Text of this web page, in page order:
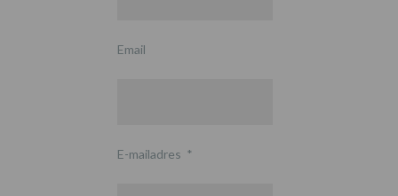
Email
E-mailadres *